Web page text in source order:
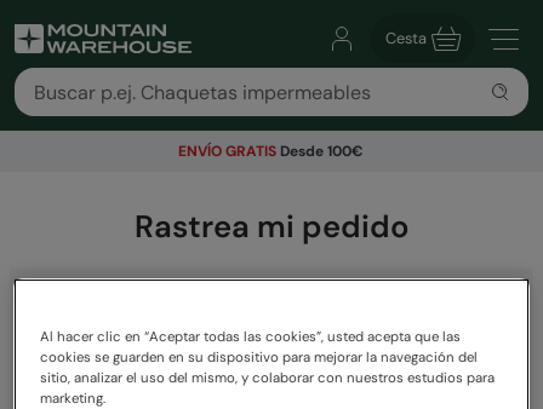
Cesta
ENVÍO GRATISDesde 100€
Rastrea mi pedido
Correo electrónico
Al hacer clic en “Aceptar todas las cookies”, usted acepta que las
cookies se guarden en su dispositivo para mejorar la navegación del
sitio, analizar el uso del mismo, y colaborar con nuestros estudios para
marketing.